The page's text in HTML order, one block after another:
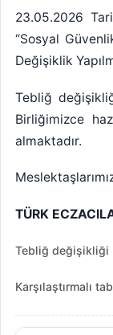
23.05.2026
“Sosyal
Değişiklik
Tebliğ
Birliğimizce
almaktadır.
TÜRK
Tebliğ değişikliği
Karşılaştırmalı